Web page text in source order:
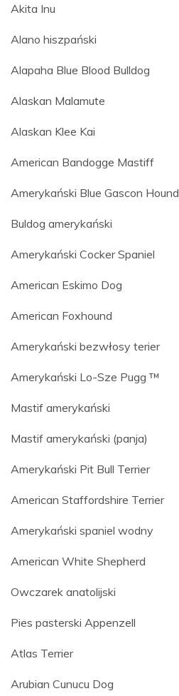
Akita Inu
Alano hiszpański
Alapaha Blue Blood Bulldog
Alaskan Malamute
Alaskan Klee Kai
American Bandogge Mastiff
Amerykański Blue Gascon Hound
Buldog amerykański
Amerykański Cocker Spaniel
American Eskimo Dog
American Foxhound
Amerykański bezwłosy terier
Amerykański Lo-Sze Pugg ™
Mastif amerykański
Mastif amerykański (panja)
Amerykański Pit Bull Terrier
American Staffordshire Terrier
Amerykański spaniel wodny
American White Shepherd
Owczarek anatolijski
Pies pasterski Appenzell
Atlas Terrier
Arubian Cunucu Dog